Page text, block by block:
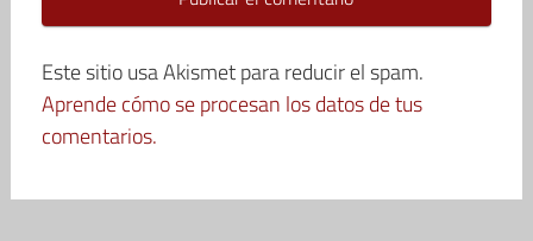
Este sitio usa Akismet para reducir el spam.
Aprende cómo se procesan los datos de tus
comentarios.